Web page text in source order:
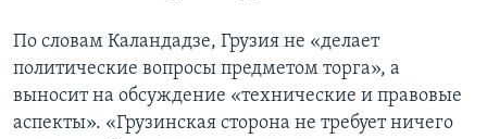
По словам Каландадзе, Грузия не «делает
политические вопросы предметом торга», а
выносит на обсуждение «технические и правовые
аспекты». «Грузинская сторона не требует ничего